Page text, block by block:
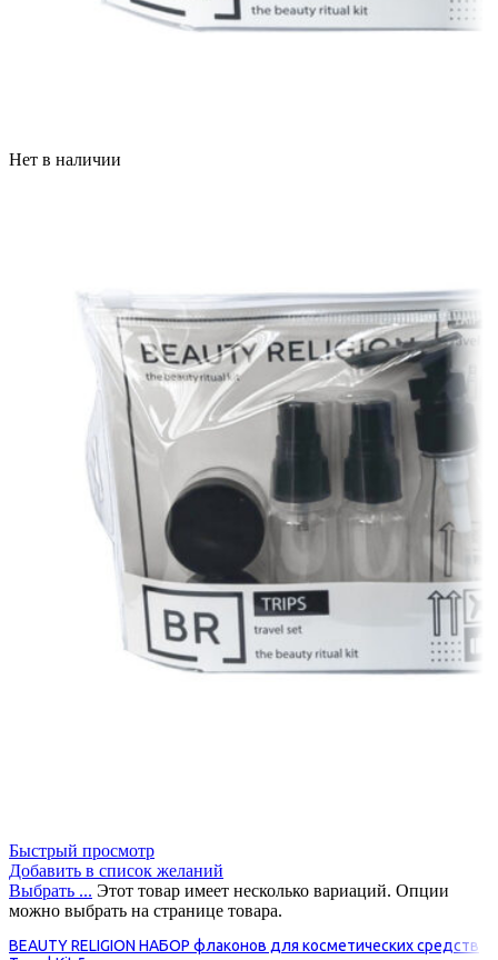
Нет в наличии
Быстрый просмотр
Добавить в список желаний
Выбрать ... Этот товар имеет несколько вариаций. Опции
можно выбрать на странице товара.
BEAUTY RELIGION НАБОР флаконов для косметических средств